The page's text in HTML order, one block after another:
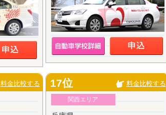
料金比較する 17位 料金比較する
関西エリア